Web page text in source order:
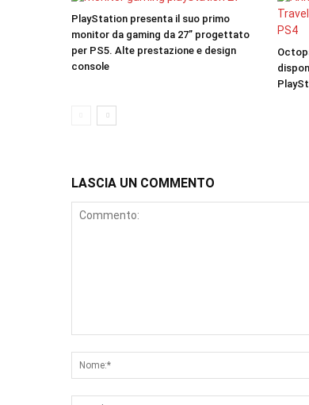
PlayStation presenta il suo primo
monitor da gaming da 27” progettato
per PS5. Alte prestazione e design
console
LASCIA UN COMMENTO